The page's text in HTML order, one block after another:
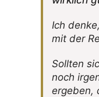
Ich
mit der
Sollten
noch
ergeben,